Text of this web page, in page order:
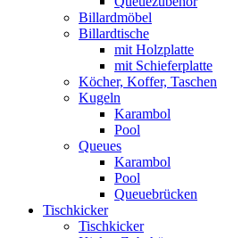
Billardmöbel
Billardtische
mit Holzplatte
mit Schieferplatte
Köcher, Koffer, Taschen
Kugeln
Karambol
Pool
Queues
Karambol
Pool
Queuebrücken
Tischkicker
Tischkicker